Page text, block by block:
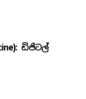
ඩිජිටල්